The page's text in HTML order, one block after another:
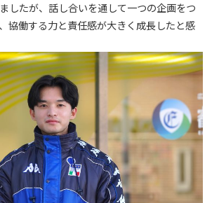
したが、話し合いを通して一つの企画をつ
協働する力と責任感が大きく成長したと感